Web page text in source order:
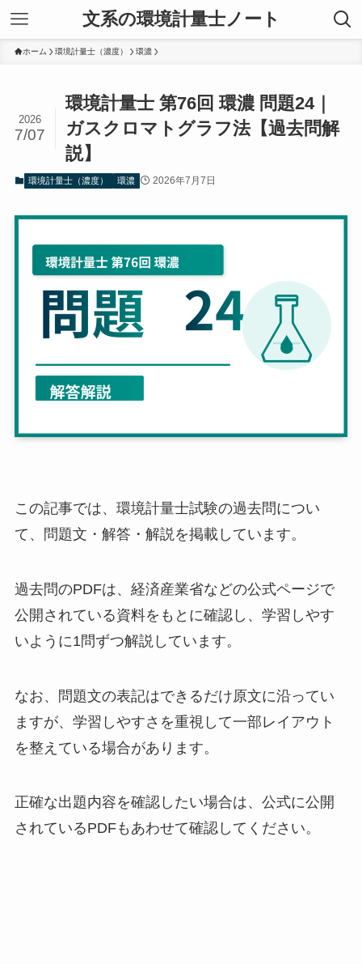
文系の環境計量士ノート
ホーム 環境計量士（濃度） 環濃
環境計量士 第76回 環濃 問題24｜
ガスクロマトグラフ法【過去問解
説】
2026
7/07
環境計量士（濃度） 環濃 2026年7月7日
この記事では、環境計量士試験の過去問につい
て、問題文・解答・解説を掲載しています。
過去問のPDFは、経済産業省などの公式ページで
公開されている資料をもとに確認し、学習しやす
いように1問ずつ解説しています。
なお、問題文の表記はできるだけ原文に沿ってい
ますが、学習しやすさを重視して一部レイアウト
を整えている場合があります。
正確な出題内容を確認したい場合は、公式に公開
されているPDFもあわせて確認してください。